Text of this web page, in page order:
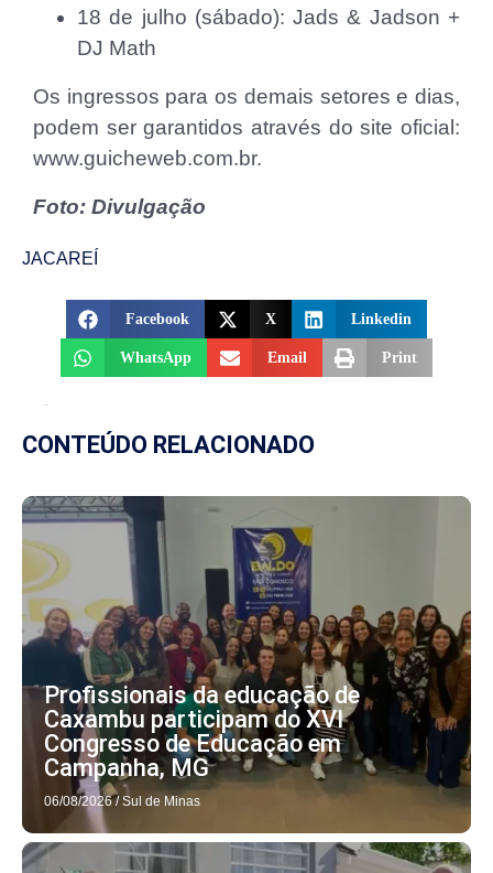
18 de julho (sábado): Jads & Jadson +
DJ Math
Os ingressos para os demais setores e dias,
podem ser garantidos através do site oficial:
www.guicheweb.com.br.
Foto: Divulgação
JACAREÍ
Facebook X Linkedin
WhatsApp Email Print
CONTEÚDO RELACIONADO
Profissionais da educação de
Caxambu participam do XVI
Congresso de Educação em
Campanha, MG
06/08/2026 / Sul de Minas